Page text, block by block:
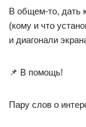
В общем-то, дать
(кому и что
и диагонали
📌 В помощь!
Пару слов о